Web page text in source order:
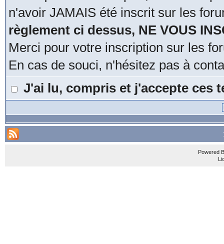
n'avoir JAMAIS été inscrit sur les
règlement ci dessus, NE VOUS
Merci pour votre inscription sur les
En cas de souci, n'hésitez pas à
J'ai lu, compris et j'accepte ces
Powered